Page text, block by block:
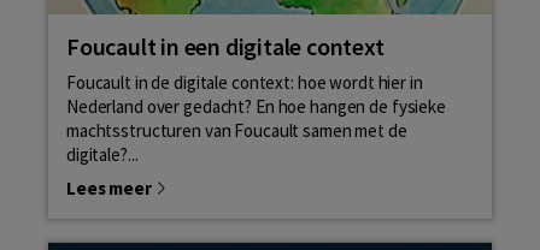
Foucault in een digitale context
Foucault in de digitale context: hoe wordt hier in
Nederland over gedacht? En hoe hangen de fysieke
machtsstructuren van Foucault samen met de
digitale?...
Lees meer